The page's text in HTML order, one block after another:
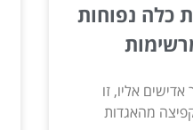
כלה נפוחות
אליו, זו
מהאגדות